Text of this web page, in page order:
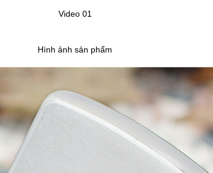
Video 01
Hình ảnh sản phẩm